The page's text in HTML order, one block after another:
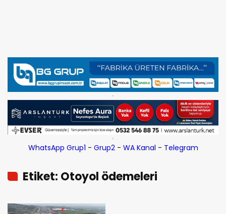
WhatsApp Grup1 - Grup2- WA Kanal - Telegram
Etiket: Otoyol ödemeleri